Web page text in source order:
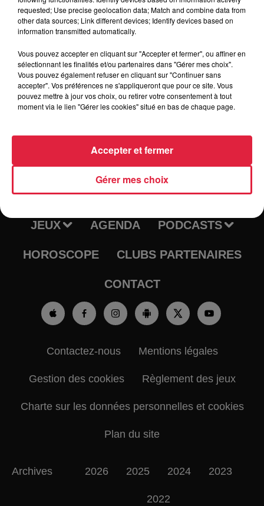
33 40 45. Petite restauration et buvette sur place. Ouverture
de la salle à partir de 19h. Le carton sera proposé à 350
Euros les 6 cartons à 18 Euros.
RADIO INFOS
TRAQUEURS D'EMPLOI CASTING
JEUX AGENDA PODCASTS
HOROSCOPE CLUBS PARTENAIRES
CONTACT
Contactez-nous Mentions légales
Gestion des cookies Règlement des jeux
Charte sur les données personnelles et cookies
Plan du site
Archives 2026 2025 2024 2023
2022
requested; Use precise geolocation data; Match and combine data from
other data sources; Link different devices; Identify devices based on
information transmitted automatically.
Vous pouvez accepter en cliquant sur "Accepter et fermer", ou affiner en
sélectionnant les finalités et/ou partenaires dans "Gérer mes choix".
Vous pouvez également refuser en cliquant sur "Continuer sans
accepter". Vos préférences ne s'appliqueront que pour ce site. Vous
pouvez mettre à jour vos choix, ou retirer votre consentement à tout
moment via le lien "Gérer les cookies" situé en bas de chaque page.
Gérer mes choix
Accepter et fermer